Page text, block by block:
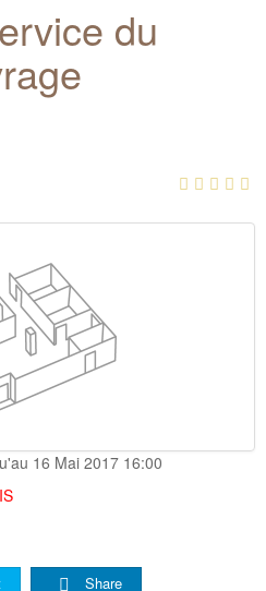
plus fréquentes
du
16 Mai 2017 16:00
Share